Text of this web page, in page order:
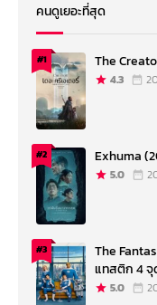
คนดูเยอะที่สุด
#1 The
4.3
#2 Exhuma
5.0
#3
The
แทสติก 4 จุ
5.0